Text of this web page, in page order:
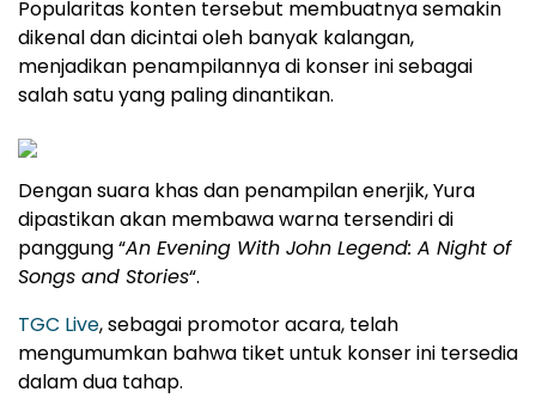
Popularitas konten tersebut membuatnya semakin
dikenal dan dicintai oleh banyak kalangan,
menjadikan penampilannya di konser ini sebagai
salah satu yang paling dinantikan.
Dengan suara khas dan penampilan enerjik, Yura
dipastikan akan membawa warna tersendiri di
panggung “An Evening With John Legend: A Night of
Songs and Stories“.
TGC Live, sebagai promotor acara, telah
mengumumkan bahwa tiket untuk konser ini tersedia
dalam dua tahap.